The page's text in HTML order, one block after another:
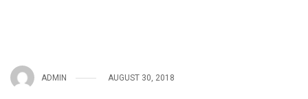
ADMIN AUGUST 30, 2018